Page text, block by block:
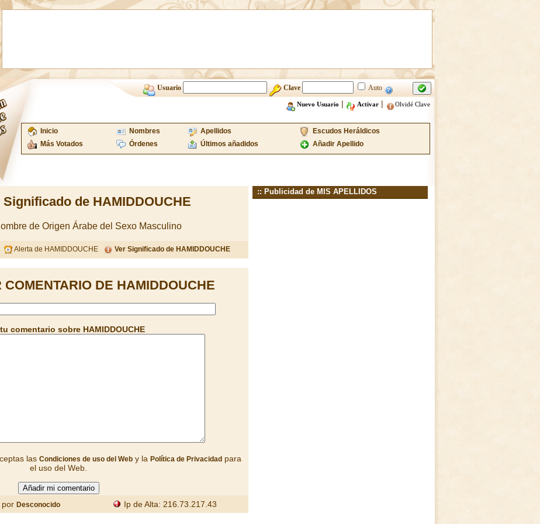
Usuario Clave Auto
Nuevo Usuario | Activar| Olvidé Clave
Inicio Nombres Apellidos
Escudos Heráldicos
Más Votados
Órdenes Últimos añadidos Añadir Apellido
Significado de HAMIDDOUCHE
de Origen Árabe del Sexo Masculino
Alerta de HAMIDDOUCHE Ver Significado de HAMIDDOUCHE
COMENTARIO DE HAMIDDOUCHE
comentario sobre HAMIDDOUCHE
las Condiciones de uso del Weby la Política de Privacidadpara
el uso del Web.
por Desconocido Ip de Alta: 216.73.217.43
:: Publicidad de MIS APELLIDOS